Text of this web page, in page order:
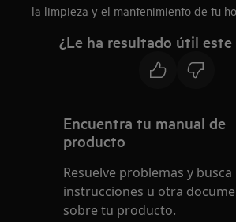
la limpieza y el mantenimiento de tu
¿Le ha resultado útil
Encuentra tu manual de
producto
Resuelve problemas y busca
instrucciones u otra
sobre tu producto.